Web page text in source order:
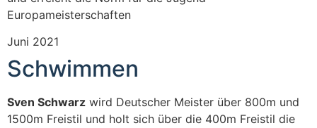
Europameisterschaften
Juni 2021
Schwimmen
Sven Schwarz wird Deutscher Meister über 800m und
1500m Freistil und holt sich über die 400m Freistil die